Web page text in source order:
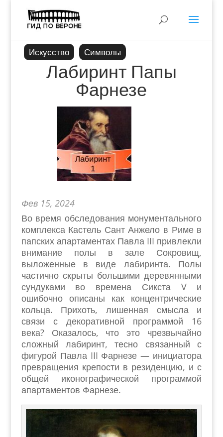
Искусство Символы
Лабиринт Папы
Фарнезе
Фев 15, 2024
Во время обследования монументального
комплекса Кастель Сант Анжело в Риме в
папских апартаментах Павла III привлекли
внимание полы в зале Сокровищ,
выложенные в виде лабиринта. Полы
частично скрыты большими деревянными
сундуками во времена Сикста V и
ошибочно описаны как концентрические
кольца. Прихоть, лишенная смысла и
связи с декоративной программой 16
века? Оказалось, что это чрезвычайно
сложный лабиринт, тесно связанный с
фигурой Павла III Фарнезе — инициатора
превращения крепости в резиденцию, и с
общей иконографической программой
апартаментов Фарнезе.